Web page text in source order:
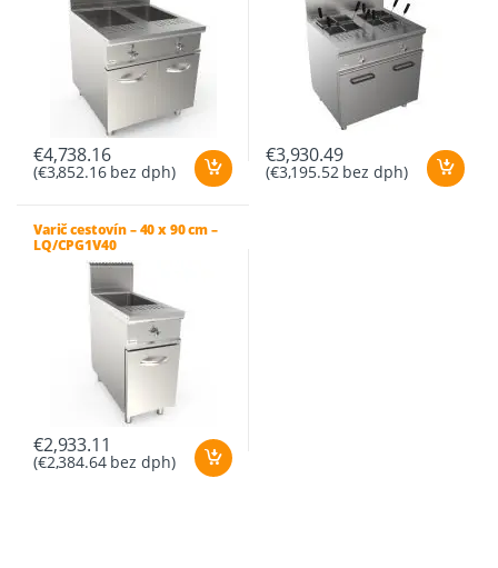
€4,738.16
(€3,852.16bez dph)
€3,930.49
(€3,195.52bez dph)
Varič cestovín – 40 x 90 cm –
LQ/CPG1V40
€2,933.11
(€2,384.64bez dph)